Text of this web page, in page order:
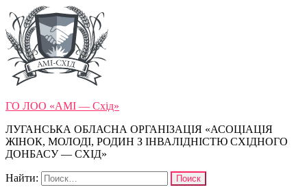
ГО ЛОО «АМІ — Схід»
ЛУГАНСЬКА ОБЛАСНА ОРГАНІЗАЦІЯ «АСОЦІАЦІЯ
ЖІНОК, МОЛОДІ, РОДИН З ІНВАЛІДНІСТЮ СХІДНОГО
ДОНБАСУ — СХІД»
Найти: